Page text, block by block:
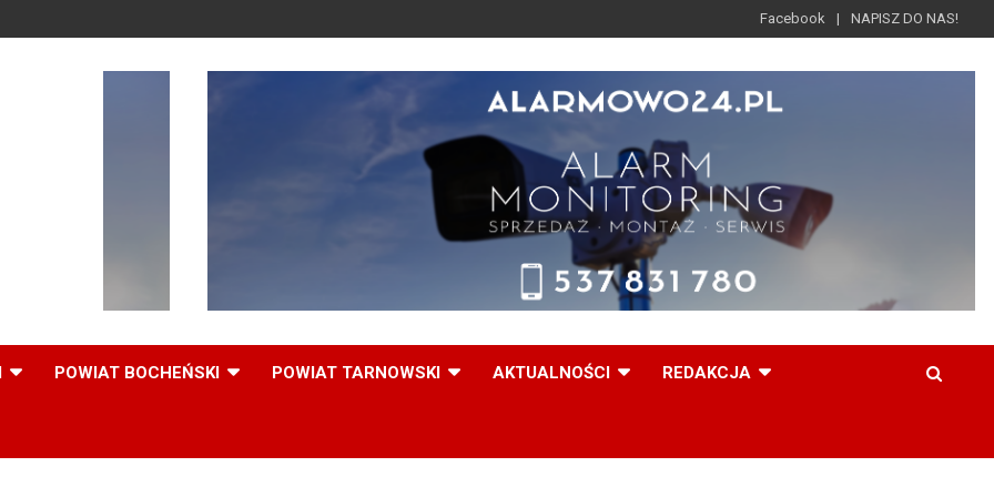
Facebook NAPISZ DO NAS!
POWIAT BOCHEŃSKI POWIAT TARNOWSKI AKTUALNOŚCI REDAKCJA